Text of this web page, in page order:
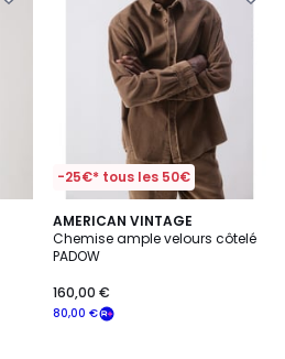
-25€* tous les 50€
AMERICAN VINTAGE
Chemise ample velours côtelé
PADOW
80,00 €
160,00 €